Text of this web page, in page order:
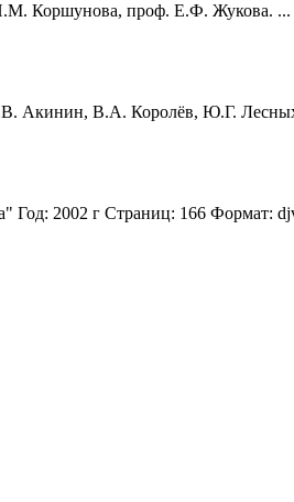
Коршунова, проф. Е.Ф. Жукова. ...
П.В. Акинин, В.А. Королёв, Ю.Г.
2002 г Страниц: 166 Формат: